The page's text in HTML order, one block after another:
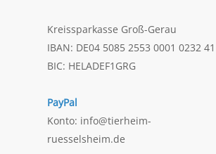
Kreissparkasse Groß-Gerau
IBAN: DE04 5085 2553 0001 0232 41
BIC: HELADEF1GRG
PayPal
Konto: info@tierheim-
ruesselsheim.de